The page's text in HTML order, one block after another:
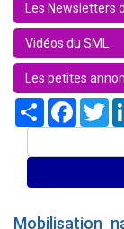
Les Newsletters
Vidéos du SML
Les petites
Share Facebook
Mobilisation